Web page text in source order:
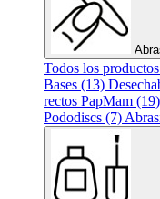
Todos los
Bases (13)
rectos PapMam (19)
Pododiscs (7)